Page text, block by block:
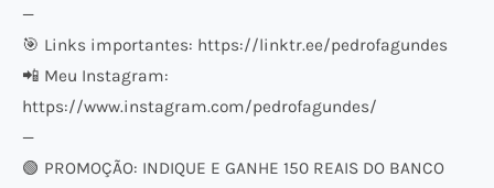
—
🎯 Links importantes: https://linktr.ee/pedrofagundes
📲 Meu Instagram:
https://www.instagram.com/pedrofagundes/
—
🟢 PROMOÇÃO: INDIQUE E GANHE 150 REAIS DO BANCO